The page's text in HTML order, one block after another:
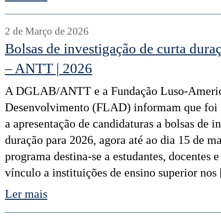
2 de Março de 2026
Bolsas de investigação de curta
– ANTT | 2026
A DGLAB/ANTT e a Fundação Luso-
Desenvolvimento (FLAD) informam que foi
a apresentação de candidaturas a bolsas de
duração para 2026, agora até ao dia 15 de
programa destina-se a estudantes, docentes
vínculo a instituições de ensino superior
Ler mais